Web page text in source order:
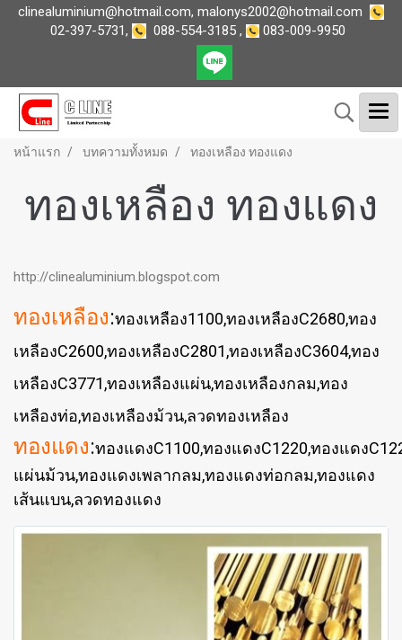
clinealuminium@hotmail.com, malonys2002@hotmail.com
02-397-5731, 088-554-3185, 083-009-9950
หน้าแรก บทความทั้งหมด ทองเหลือง ทองแดง
ทองเหลือง ทองแดง
http://clinealuminium.blogspot.com
ทองเหลือง:ทองเหลือง1100,ทองเหลืองC2680,ทอง
เหลืองC2600,ทองเหลืองC2801,ทองเหลืองC3604,ทอง
เหลืองC3771,ทองเหลืองแผ่น,ทองเหลืองกลม,ทอง
เหลืองท่อ,ทองเหลืองม้วน,ลวดทองเหลือง
ทองแดง:ทองแดงC1100,ทองแดงC1220,ทองแดง
แผ่นม้วน,ทองแดงเพลากลม,ทองแดงท่อกลม,ทองแดง
เส้นแบน,ลวดทองแดง